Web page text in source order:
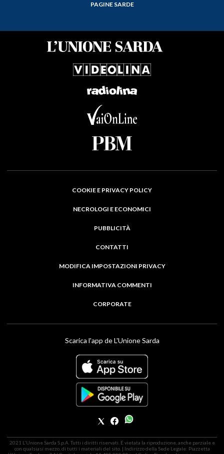
PAGINE SARDE
COOKIE E PRIVACY POLICY
NECROLOGI E ECONOMICI
PUBBLICITÀ
CONTATTI
MODIFICA IMPOSTAZIONI PRIVACY
INFORMATIVA COMMENTI
CORPORATE
Scarica l'app de L'Unione Sarda
2021 L'Unione Sarda S.p.A. Tutti i diritti riservati. É vietata la riproduzione, anche parziale e
con qualsiasi mezzo, di tutti i materiali del sito. | Indirizzo della Sede Legale: Piazzetta